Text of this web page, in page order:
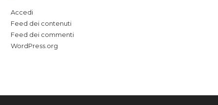
Accedi
Feed dei contenuti
Feed dei commenti
WordPress.org